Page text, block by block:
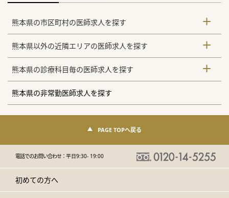
熊本県の市区町村の医師求人を探す
熊本県以外の近隣エリアの医師求人を探す
熊本県の診療科目毎の医師求人を探す
熊本県の非常勤医師求人を探す
PAGE TOPへ戻る
電話でのお問い合わせ：平日9:30- 19:00
初めての方へ